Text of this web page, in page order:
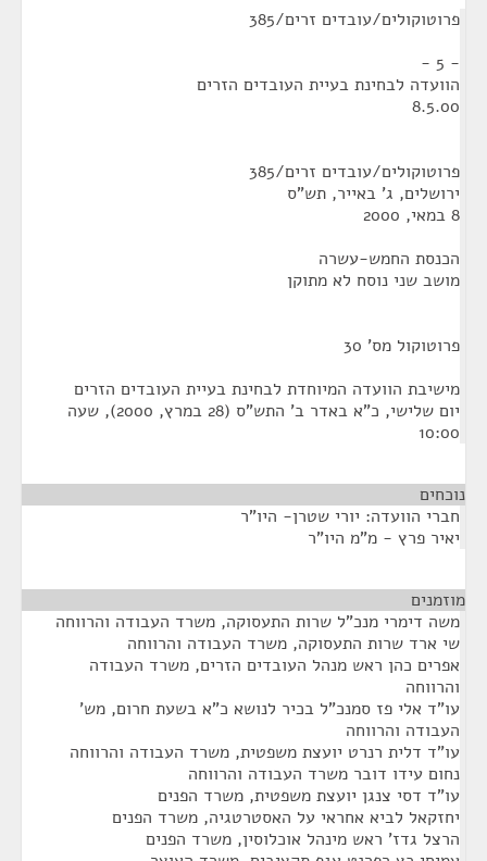
פרוטוקולים/עובדים זרים/385
- 5 -
הוועדה לבחינת בעיית העובדים הזרים
פרוטוקולים/עובדים זרים/385
ירושלים, ג' באייר, תש"ס
8 במאי, 2000
הכנסת החמש-עשרה
מושב שני נוסח לא מתוקן
פרוטוקול מס' 30
מישיבת הוועדה המיוחדת לבחינת בעיית העובדים הזרים
יום שלישי, כ"א באדר ב' התש"ס (28 במרץ, 2000), שעה
10:00
נוכחים
חברי הוועדה: יורי שטרן- היו"ר
יאיר פרץ - מ"מ היו"ר
מוזמנים
משה דימרי מנכ"ל שרות התעסוקה, משרד העבודה והרווחה
שי ארד שרות התעסוקה, משרד העבודה והרווחה
אפרים כהן ראש מנהל העובדים הזרים, משרד העבודה
והרווחה
עו"ד אלי פז סמנכ"ל בכיר לנושא כ"א בשעת חרום, מש'
העבודה והרווחה
עו"ד דלית רנרט יועצת משפטית, משרד העבודה והרווחה
נחום עידו דובר משרד העבודה והרווחה
עו"ד דסי צנגן יועצת משפטית, משרד הפנים
יחזקאל לביא אחראי על האסטרטגיה, משרד הפנים
הרצל גדז' ראש מינהל אוכלוסין, משרד הפנים